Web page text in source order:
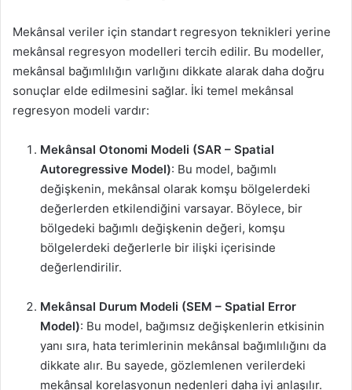
Mekânsal veriler için standart regresyon teknikleri yerine
mekânsal regresyon modelleri tercih edilir. Bu modeller,
mekânsal bağımlılığın varlığını dikkate alarak daha doğru
sonuçlar elde edilmesini sağlar. İki temel mekânsal
regresyon modeli vardır:
Mekânsal Otonomi Modeli (SAR – Spatial
Autoregressive Model): Bu model, bağımlı
değişkenin, mekânsal olarak komşu bölgelerdeki
değerlerden etkilendiğini varsayar. Böylece, bir
bölgedeki bağımlı değişkenin değeri, komşu
bölgelerdeki değerlerle bir ilişki içerisinde
değerlendirilir.
Mekânsal Durum Modeli (SEM – Spatial Error
Model): Bu model, bağımsız değişkenlerin etkisinin
yanı sıra, hata terimlerinin mekânsal bağımlılığını da
dikkate alır. Bu sayede, gözlemlenen verilerdeki
mekânsal korelasyonun nedenleri daha iyi anlaşılır.